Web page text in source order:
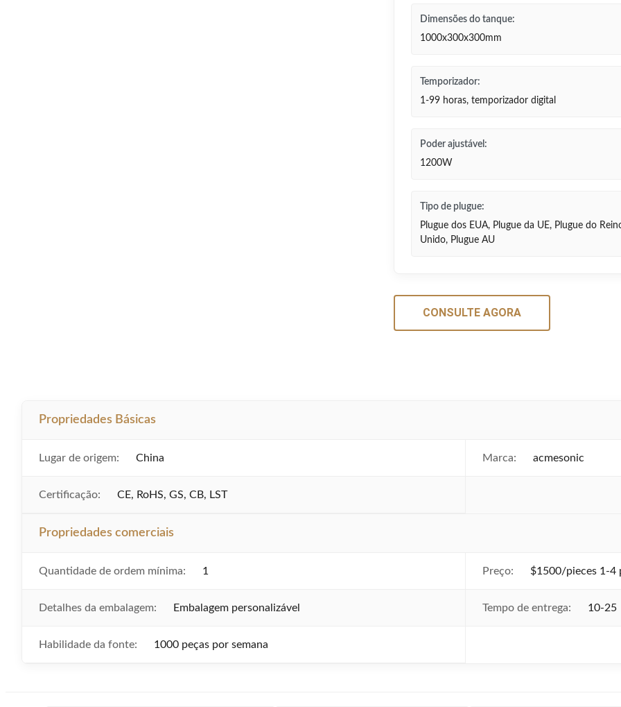
Dimensões do tanque:
1000x300x300mm
Temporizador:
1-99 horas, temporizador digital
Poder ajustável:
1200W
Tipo de plugue:
Plugue dos EUA, Plugue da UE, Plugue do
Unido, Plugue AU
CONSULTE AGORA
Propriedades Básicas
Lugar de origem: China Marca: acmesonic
Certificação: CE, RoHS, GS, CB, LST
Propriedades comerciais
Quantidade de ordem mínima: 1 Preço: $1500/pieces 1-4
Detalhes da embalagem: Embalagem personalizável Tempo de entrega: 10-25
Habilidade da fonte: 1000 peças por semana